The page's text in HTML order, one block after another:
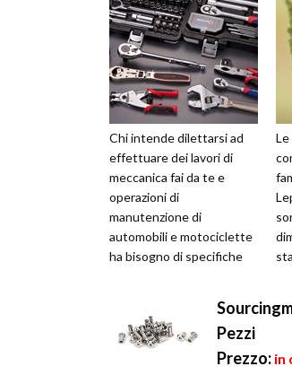
Chi intende dilettarsi ad
effettuare dei lavori di
meccanica fai da te e
operazioni di
manutenzione di
automobili e motociclette
ha bisogno di specifiche
Pezzi
Prezzo: in